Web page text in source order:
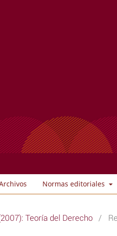
Normas editoriales
Teoría del Derecho /